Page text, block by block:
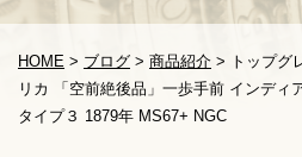
HOME > ブログ > 商品紹介 > トップグ
リカ 「空前絶後品」一歩手前 インディ
タイプ３ 1879年 MS67+ NGC